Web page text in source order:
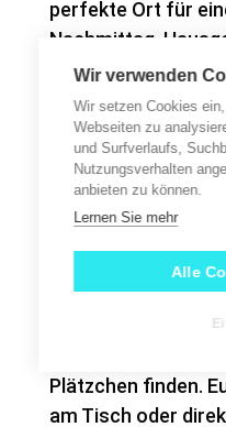
perfekte Ort für
Nachmittag.
Kaffeevariationen
und ein
Erlebnis ab.
Bodenständige,
afrikanische
besucht und man
Einheimische als
sind sehr moderat
Plätzchen finden.
am Tisch oder
Wir verwenden
Wir setzen Cookies
Webseiten zu
und Surfverlaufs,
Nutzungsverhalten
anbieten zu können.
Lernen Sie mehr
Alle